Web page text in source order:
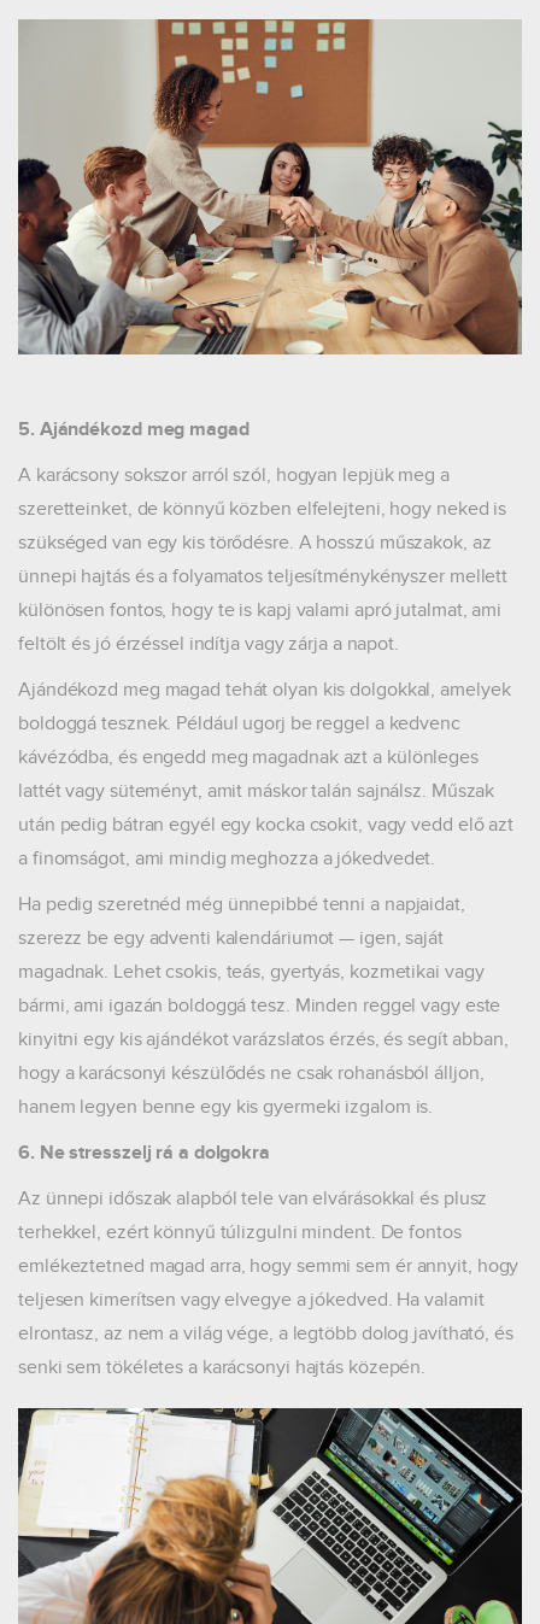
5. Ajándékozd meg magad
A karácsony sokszor arról szól, hogyan lepjük meg a
szeretteinket, de könnyű közben elfelejteni, hogy neked is
szükséged van egy kis törődésre. A hosszú műszakok, az
ünnepi hajtás és a folyamatos teljesítménykényszer mellett
különösen fontos, hogy te is kapj valami apró jutalmat, ami
feltölt és jó érzéssel indítja vagy zárja a napot.
Ajándékozd meg magad tehát olyan kis dolgokkal, amelyek
boldoggá tesznek. Például ugorj be reggel a kedvenc
kávézódba, és engedd meg magadnak azt a különleges
lattét vagy süteményt, amit máskor talán sajnálsz. Műszak
után pedig bátran egyél egy kocka csokit, vagy vedd elő azt
a finomságot, ami mindig meghozza a jókedvedet.
Ha pedig szeretnéd még ünnepibbé tenni a napjaidat,
szerezz be egy adventi kalendáriumot — igen, saját
magadnak. Lehet csokis, teás, gyertyás, kozmetikai vagy
bármi, ami igazán boldoggá tesz. Minden reggel vagy este
kinyitni egy kis ajándékot varázslatos érzés, és segít abban,
hogy a karácsonyi készülődés ne csak rohanásból álljon,
hanem legyen benne egy kis gyermeki izgalom is.
6. Ne stresszelj rá a dolgokra
Az ünnepi időszak alapból tele van elvárásokkal és plusz
terhekkel, ezért könnyű túlizgulni mindent. De fontos
emlékeztetned magad arra, hogy semmi sem ér annyit, hogy
teljesen kimerítsen vagy elvegye a jókedved. Ha valamit
elrontasz, az nem a világ vége, a legtöbb dolog javítható, és
senki sem tökéletes a karácsonyi hajtás közepén.